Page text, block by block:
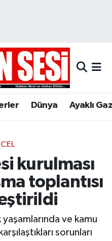
Dünya Ayaklı
kurulması
toplantısı
ve kamu
sorunları